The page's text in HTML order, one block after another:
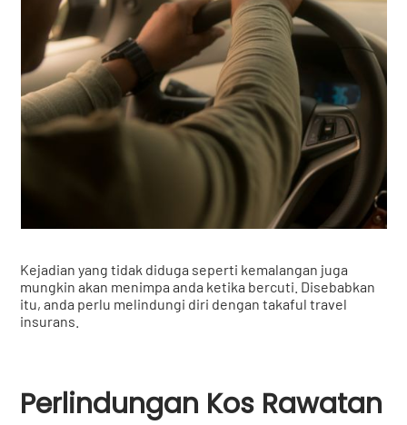
Kejadian yang tidak diduga seperti kemalangan juga
mungkin akan menimpa anda ketika bercuti. Disebabkan
itu, anda perlu melindungi diri dengan takaful travel
insurans.
Perlindungan Kos Rawatan